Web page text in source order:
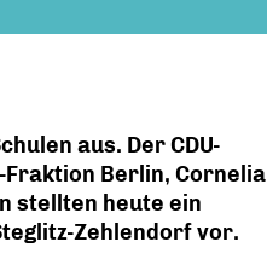
aus. Der CDU-
Fraktion Berlin, Cornelia
stellten heute ein
Zehlendorf vor.